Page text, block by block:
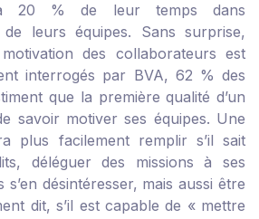
20 % de leur temps dans
de leurs équipes. Sans surprise,
des collaborateurs est
interrogés par BVA, 62 % des
que la première qualité d’un
savoir motiver ses équipes. Une
plus facilement remplir s’il sait
déléguer des missions à ses
désintéresser, mais aussi être
dit, s’il est capable de « mettre